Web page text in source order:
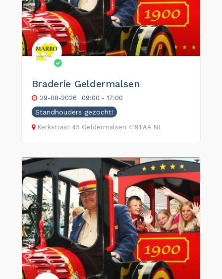
Braderie Geldermalsen
29-08-2026 09:00 - 17:00
Standhouders gezocht!
Kerkstraat 45 Geldermalsen 4191 AA NL